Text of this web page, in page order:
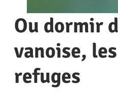
La Grande
Ou dormir
vanoise,
refuges